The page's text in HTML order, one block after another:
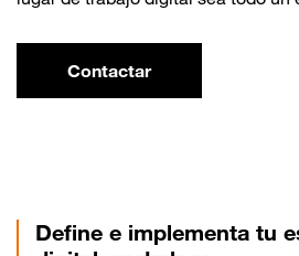
Contactar
Define e implementa tu